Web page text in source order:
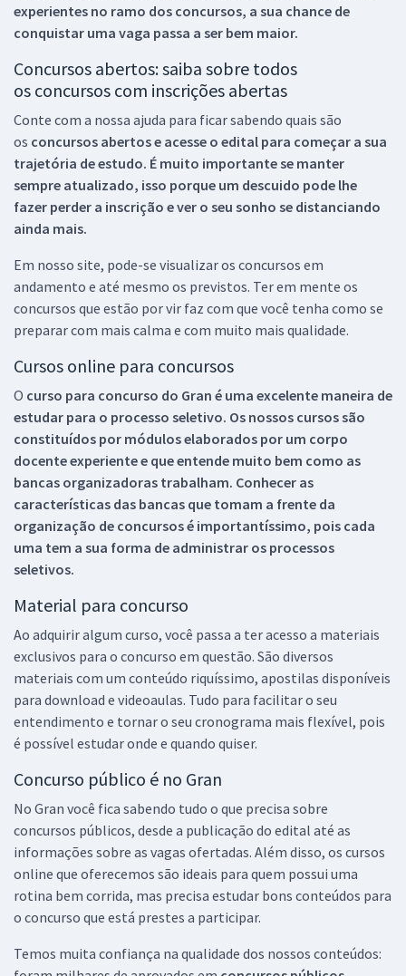
experientes no ramo dos concursos, a sua chance de
conquistar uma vaga passa a ser bem maior.
Concursos abertos: saiba sobre todos
os concursos com inscrições abertas
Conte com a nossa ajuda para ficar sabendo quais são
os concursos abertos e acesse o edital para começar a sua
trajetória de estudo. É muito importante se manter
sempre atualizado, isso porque um descuido pode lhe
fazer perder a inscrição e ver o seu sonho se distanciando
ainda mais.
Em nosso site, pode-se visualizar os concursos em
andamento e até mesmo os previstos. Ter em mente os
concursos que estão por vir faz com que você tenha como se
preparar com mais calma e com muito mais qualidade.
Cursos online para concursos
O curso para concurso do Gran é uma excelente maneira de
estudar para o processo seletivo. Os nossos cursos são
constituídos por módulos elaborados por um corpo
docente experiente e que entende muito bem como as
bancas organizadoras trabalham. Conhecer as
características das bancas que tomam a frente da
organização de concursos é importantíssimo, pois cada
uma tem a sua forma de administrar os processos
seletivos.
Material para concurso
Ao adquirir algum curso, você passa a ter acesso a materiais
exclusivos para o concurso em questão. São diversos
materiais com um conteúdo riquíssimo, apostilas disponíveis
para download e videoaulas. Tudo para facilitar o seu
entendimento e tornar o seu cronograma mais flexível, pois
é possível estudar onde e quando quiser.
Concurso público é no Gran
No Gran você fica sabendo tudo o que precisa sobre
concursos públicos, desde a publicação do edital até as
informações sobre as vagas ofertadas. Além disso, os cursos
online que oferecemos são ideais para quem possui uma
rotina bem corrida, mas precisa estudar bons conteúdos para
o concurso que está prestes a participar.
Temos muita confiança na qualidade dos nossos conteúdos: